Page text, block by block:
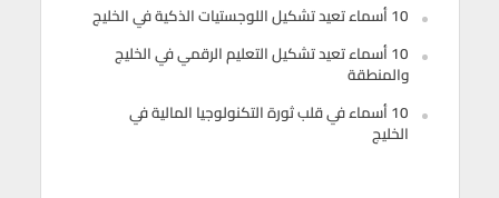
10 أسماء تعيد تشكيل اللوجستيات الذكية في الخليج
10 أسماء تعيد تشكيل التعليم الرقمي في الخليج
والمنطقة
10 أسماء في قلب ثورة التكنولوجيا المالية في
الخليج